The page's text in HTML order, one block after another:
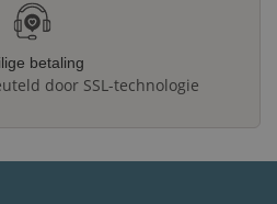
betaling
door SSL-technologie